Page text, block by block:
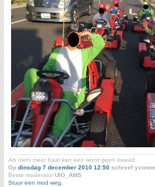
Als niets meer baat kan een worst geen kwaad.
Op dinsdag 7 december 2010 12:50 schreef
Beste moderator UIO_AMS
Stuur een mod weg.